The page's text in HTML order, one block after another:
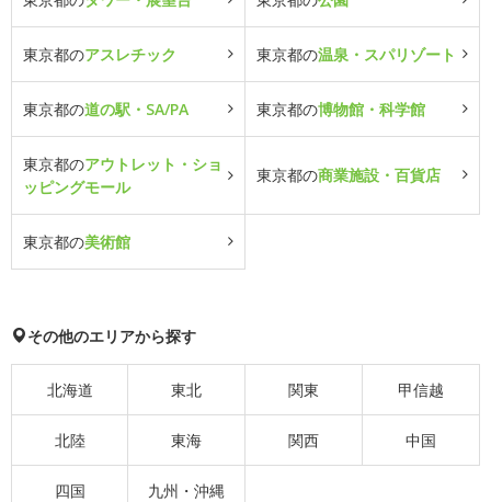
東京都のアスレチック 東京都の温泉・スパリゾート
東京都の道の駅・SA/PA 東京都の博物館・科学館
東京都のアウトレット・ショ
ッピングモール
東京都の商業施設・百貨店
東京都の美術館
その他のエリアから探す
北海道 東北 関東 甲信越
北陸 東海 関西 中国
四国 九州・沖縄